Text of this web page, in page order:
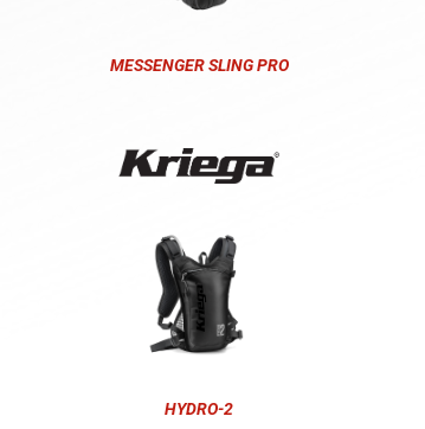
MESSENGER SLING PRO
HYDRO-2